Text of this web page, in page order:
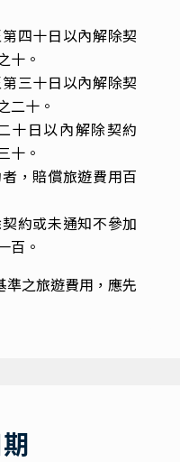
四十日以內解除契
十。
三十日以內解除契
二十。
十日以內解除契約
十。
，賠償旅遊費用百
約或未通知不參加
百。
準之旅遊費用，應先